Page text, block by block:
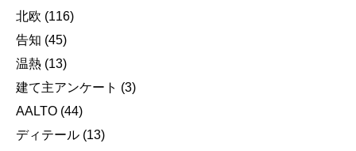
北欧 (116)
告知 (45)
温熱 (13)
建て主アンケート (3)
AALTO (44)
ディテール (13)